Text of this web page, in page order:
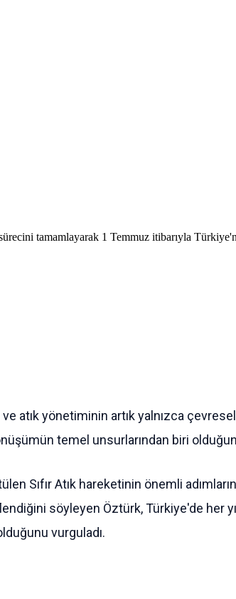
tamamlayarak 1 Temmuz itibarıyla
atık yönetiminin artık yalnızca
temel unsurlarından biri
Sıfır Atık hareketinin önemli
söyleyen Öztürk, Türkiye'de her
vurguladı.